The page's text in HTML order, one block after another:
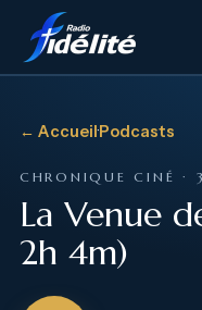
← Accueil·Podcasts
CHRONIQUE CINÉ ·
La Venue
2h 4m)